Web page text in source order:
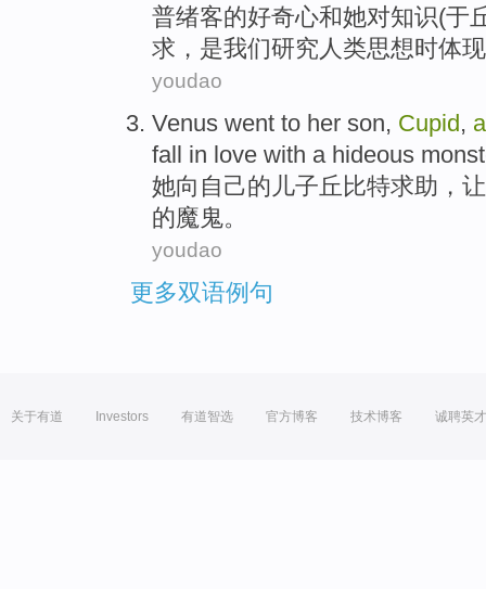
普绪客的好奇心和她对知识(于
求 ，是我们研究 人类思想时体现
youdao
Venus went to her son, Cupid,
fall in love with a hideous
她向 自己的 儿子 丘比特求助 ， 让
的魔鬼。
youdao
更多双语例句
关于有道 Investors 有道智选 官方博客 技术博客 诚聘英才